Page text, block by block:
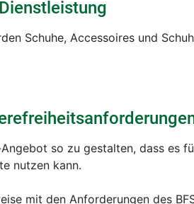
Schuhe, Accessoires und
so zu gestalten, dass es
nutzen kann.
mit den Anforderungen des